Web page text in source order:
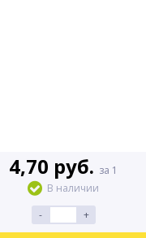
4,70 руб. за 1
В наличии
-
+